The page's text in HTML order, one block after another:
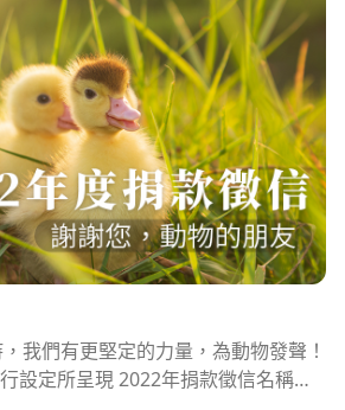
黃*婷1200u923510131000余*葳1
友1000回家的誘惑1000張*慈1000
李*徹1000林婉貞1000江*緯1000游
比城堡商行1000陳*汝1000陳*芬10
黃旭家1000Joyce Hsu900吳羽蓁9
李祈秀900梁900游瑋慈900王*珍900
黃*真800陳*良780江*璇675板橋美
*琪600林*臻600楊*玥600洪*紜600
蘇予萱600謝*倩600陳*鴻600Mocha
貝500李依萍500李紹500林*容500
許玄道500陳忻500黃錞樺500Hui30
300卞士勝300吳孟娟300周*昕300
300李*如300李*芃300林舒顏300江*
300王*莆300簡*璉300羅欣華300范*
我們有更堅定的力量，為動物發聲！
設定所呈現 2022年捐款徵信名稱金